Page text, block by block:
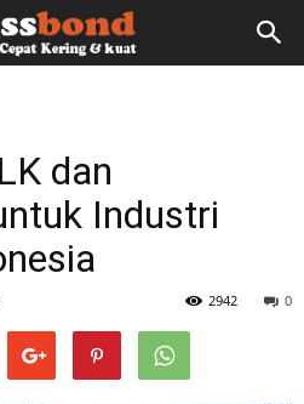
dan
Industri
0
2942